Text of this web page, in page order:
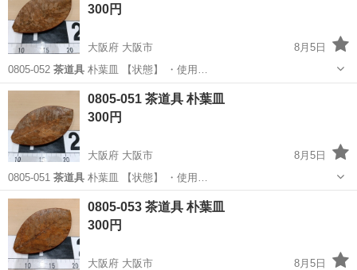
300円
大阪府 大阪市
8月5日
0805-052 茶道具 朴葉皿 【状態】 ・使用…
大阪 大阪市 インテリア雑貨/小物 茶道具
0805-051 茶道具 朴葉皿
300円
大阪府 大阪市
8月5日
0805-051 茶道具 朴葉皿 【状態】 ・使用…
大阪 大阪市 インテリア雑貨/小物 茶道具
0805-053 茶道具 朴葉皿
300円
大阪府 大阪市
8月5日